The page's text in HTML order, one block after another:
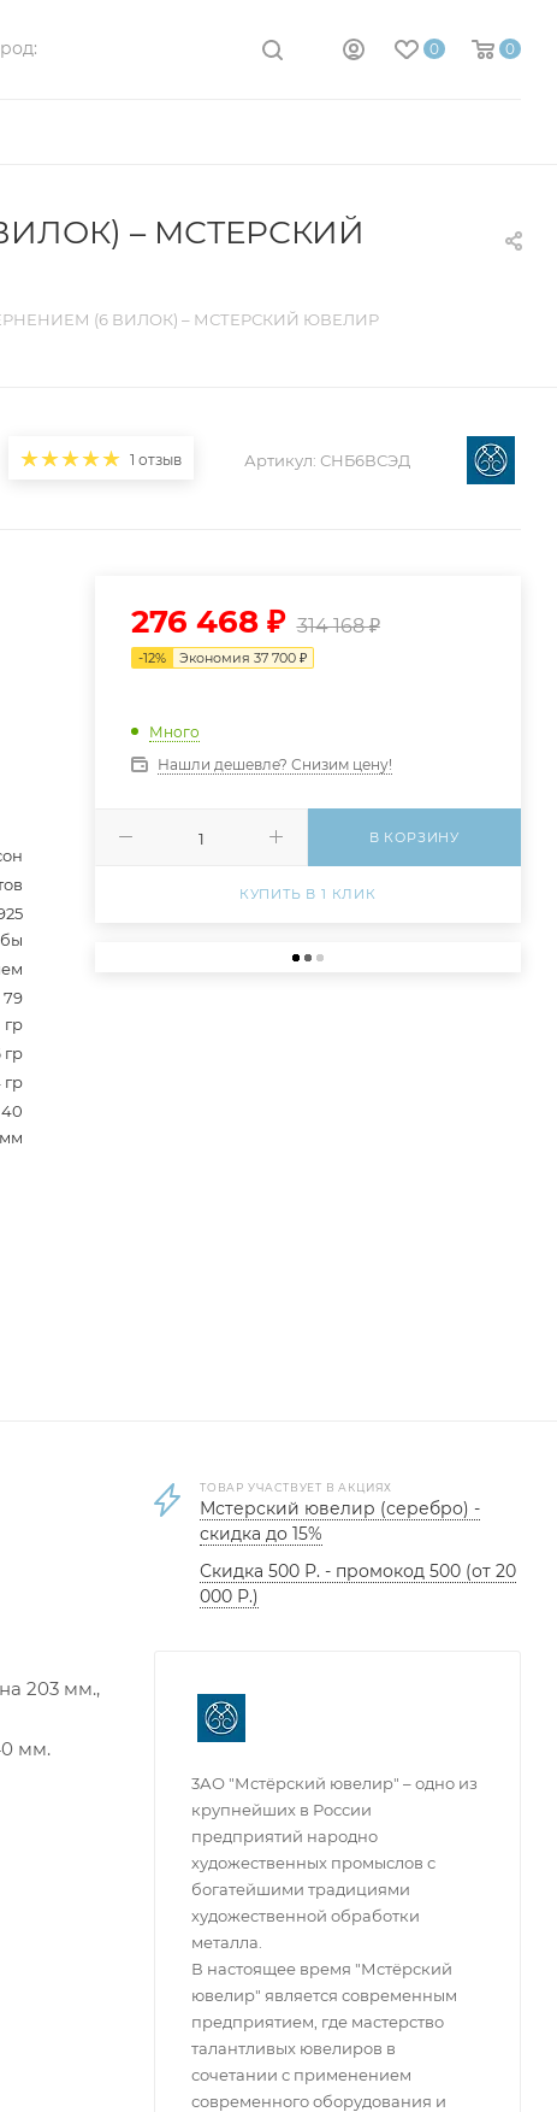
0 0
– МСТЕРСКИЙ
(6 ВИЛОК) – МСТЕРСКИЙ ЮВЕЛИР
1 отзыв Артикул: СНБ6ВСЭД
79
гр
гр
гр
40
мм
276 468₽ 314 168₽
-12% Экономия 37 700₽
Много
Нашли дешевле? Снизим цену!
В КОРЗИНУ
КУПИТЬ В 1 КЛИК
203 мм.,
мм.
ТОВАР УЧАСТВУЕТ В АКЦИЯХ
Мстерский ювелир (серебро) -
скидка до 15%
Скидка 500 Р. - промокод 500 (от 20
000 Р.)
3АО "Мстёрский ювелир" – одно из
крупнейших в России
предприятий народно
художественных промыслов с
богатейшими традициями
художественной обработки
металла.
В настоящее время "Мстёрский
ювелир" является современным
предприятием, где мастерство
талантливых ювелиров в
сочетании с применением
современного оборудования и